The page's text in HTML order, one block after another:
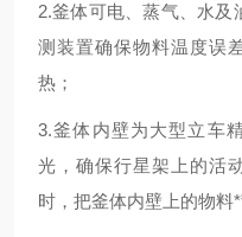
2.釜体可电、蒸气、水及
测装置确保物料温度误
热；
3.釜体内壁为大型立车
光，确保行星架上的活
时，把釜体内壁上的物料*